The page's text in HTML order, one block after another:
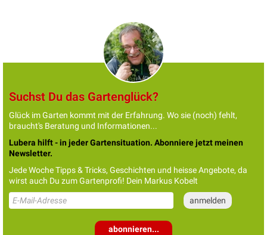
Suchst Du das Gartenglück?
Glück im Garten kommt mit der Erfahrung. Wo sie (noch) fehlt,
braucht's Beratung und Informationen...
Lubera hilft - in jeder Gartensituation. Abonniere jetzt meinen
Newsletter.
Jede Woche Tipps & Tricks, Geschichten und heisse Angebote, da
wirst auch Du zum Gartenprofi! Dein Markus Kobelt
abonnieren...